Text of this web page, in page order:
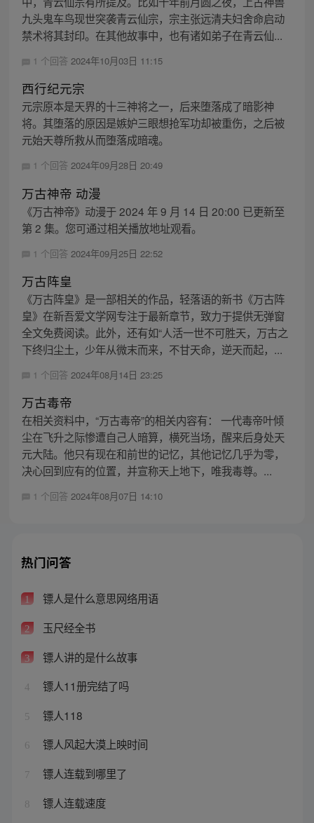
九头鬼车鸟现世突袭青云仙宗，宗主张远清夫妇舍命启动
禁术将其封印。在其他故事中，也有诸如弟子在青云仙...
1 个回答 2024年10月03日 11:15
西行纪元宗
元宗原本是天界的十三神将之一，后来堕落成了暗影神
将。其堕落的原因是嫉妒三眼想抢军功却被重伤，之后被
元始天尊所救从而堕落成暗魂。
1 个回答 2024年09月28日 20:49
万古神帝 动漫
《万古神帝》动漫于 2024 年 9 月 14 日 20:00 已更新至
第 2 集。您可通过相关播放地址观看。
1 个回答 2024年09月25日 22:52
万古阵皇
《万古阵皇》是一部相关的作品，轻落语的新书《万古阵
皇》在新吾爱文学网专注于最新章节，致力于提供无弹窗
全文免费阅读。此外，还有如“人活一世不可胜天，万古之
下终归尘土，少年从微末而来，不甘天命，逆天而起，...
1 个回答 2024年08月14日 23:25
万古毒帝
在相关资料中，“万古毒帝”的相关内容有： 一代毒帝叶倾
尘在飞升之际惨遭自己人暗算，横死当场，醒来后身处天
元大陆。他只有现在和前世的记忆，其他记忆几乎为零，
决心回到应有的位置，并宣称天上地下，唯我毒尊。...
1 个回答 2024年08月07日 14:10
热门问答
1 镖人是什么意思网络用语
2 玉尺经全书
3 镖人讲的是什么故事
4 镖人11册完结了吗
5 镖人118
6 镖人风起大漠上映时间
7 镖人连载到哪里了
8 镖人连载速度